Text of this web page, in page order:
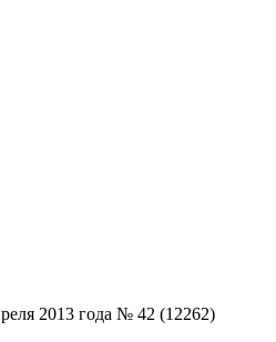
2013 года № 42 (12262)